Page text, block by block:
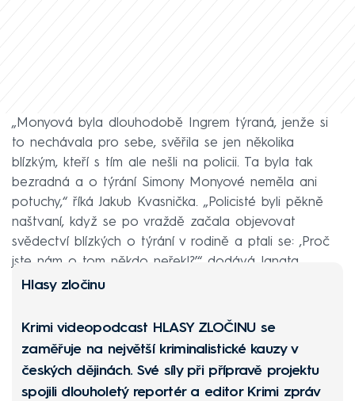
„Monyová byla dlouhodobě Ingrem týraná, jenže si
to nechávala pro sebe, svěřila se jen několika
blízkým, kteří s tím ale nešli na policii. Ta byla tak
bezradná a o týrání Simony Monyové neměla ani
potuchy,“ říká Jakub Kvasnička. „Policisté byli pěkně
naštvaní, když se po vraždě začala objevovat
svědectví blízkých o týrání v rodině a ptali se: ‚Proč
jste nám o tom někdo neřekl?’“ dodává Janata.
Hlasy zločinu
Krimi videopodcast HLASY ZLOČINUse
zaměřuje na největší kriminalistické kauzy v
českých dějinách. Své síly při přípravě projektu
spojili dlouholetý reportér a editor Krimi zpráv